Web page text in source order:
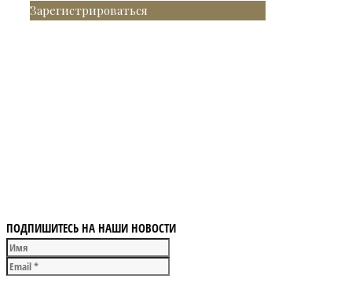
Зарегистрироваться
ПОДПИШИТЕСЬ НА НАШИ НОВОСТИ